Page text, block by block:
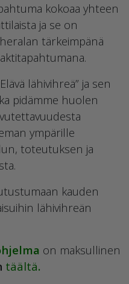
kokoaa yhteen
ja se on
tärkeimpänä
lähivihreä” ja sen
pidämme huolen
ympärille
toteutuksen ja
kauden
lähivihreän
on maksullinen
täältä.